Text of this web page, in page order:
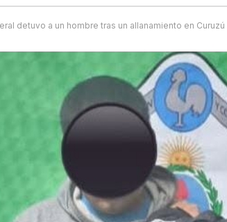
detuvo a un hombre tras un allanamiento en Curuzú